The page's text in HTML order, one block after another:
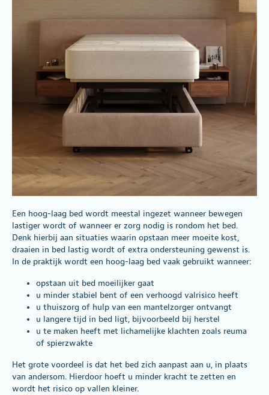
Een hoog-laag bed wordt meestal ingezet wanneer bewegen
lastiger wordt of wanneer er zorg nodig is rondom het bed.
Denk hierbij aan situaties waarin opstaan meer moeite kost,
draaien in bed lastig wordt of extra ondersteuning gewenst is.
In de praktijk wordt een hoog-laag bed vaak gebruikt wanneer:
opstaan uit bed moeilijker gaat
u minder stabiel bent of een verhoogd valrisico heeft
u thuiszorg of hulp van een mantelzorger ontvangt
u langere tijd in bed ligt, bijvoorbeeld bij herstel
u te maken heeft met lichamelijke klachten zoals reuma
of spierzwakte
Het grote voordeel is dat het bed zich aanpast aan u, in plaats
van andersom. Hierdoor hoeft u minder kracht te zetten en
wordt het risico op vallen kleiner.